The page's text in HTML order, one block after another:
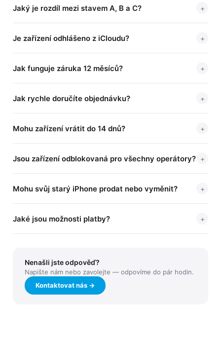
Jaký je rozdíl mezi stavem A, B a C? +
Je zařízení odhlášeno z iCloudu? +
Jak funguje záruka 12 měsíců? +
Jak rychle doručíte objednávku? +
Mohu zařízení vrátit do 14 dnů? +
Jsou zařízení odblokovaná pro všechny operátory? +
Mohu svůj starý iPhone prodat nebo vyměnit? +
Jaké jsou možnosti platby? +
Nenašli jste odpověď?
Napište nám nebo zavolejte — odpovíme do pár hodin.
Kontaktovat nás →